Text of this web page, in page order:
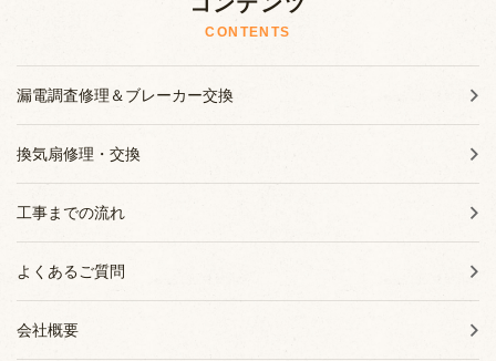
CONTENTS
漏電調査修理＆ブレーカー交換
換気扇修理・交換
工事までの流れ
よくあるご質問
会社概要